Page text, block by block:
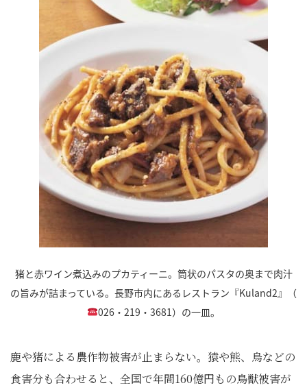
猪と赤ワイン煮込みのプカティーニ。筒状のパスタの奥まで肉汁
の旨みが詰まっている。長野市内にあるレストラン『Kuland2』（
026・219・3681）の一皿。
鹿や猪による農作物被害が止まらない。猿や熊、烏などの
食害分も合わせると、全国で年間160億円もの鳥獣被害が